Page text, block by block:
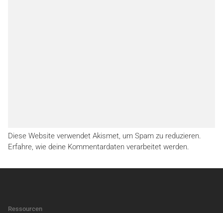
Diese Website verwendet Akismet, um Spam zu reduzieren.
Erfahre, wie deine Kommentardaten verarbeitet werden.
Ressourcen